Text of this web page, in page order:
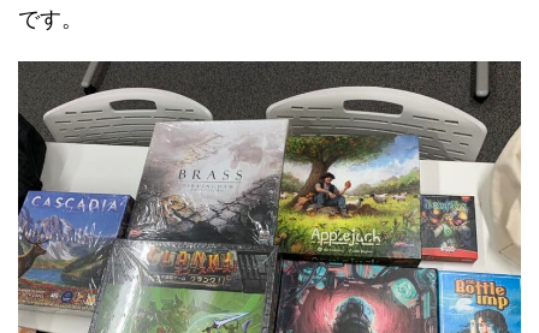
です。